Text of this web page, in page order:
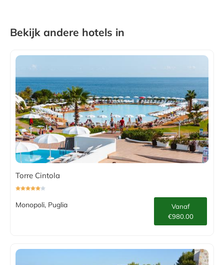
Bekijk andere hotels in
Torre Cintola
Monopoli, Puglia
Vanaf
€980.00